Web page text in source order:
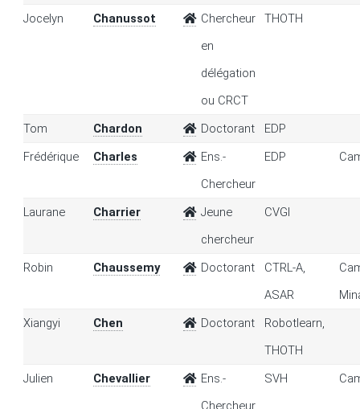
Jocelyn Chanussot
Chercheur
en
délégation
ou CRCT
THOTH
Tom Chardon Doctorant
EDP
Frédérique
Charles
Ens.-
Chercheur
EDP
Laurane Charrier
Jeune
chercheur
CVGI
Robin Chaussemy Doctorant
CTRL-A,
ASAR
Xiangyi
Chen Doctorant
Robotlearn,
THOTH
Julien
Chevallier
Ens.-
Chercheur
SVH